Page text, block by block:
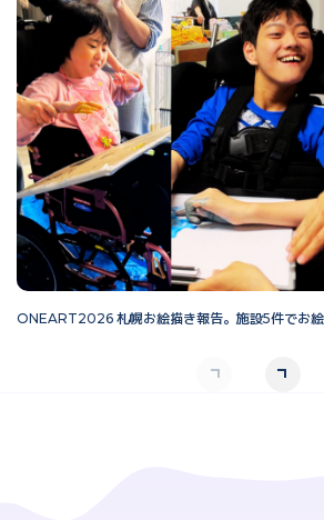
ONEART2026 札幌お絵描き報告。施設5件でお絵